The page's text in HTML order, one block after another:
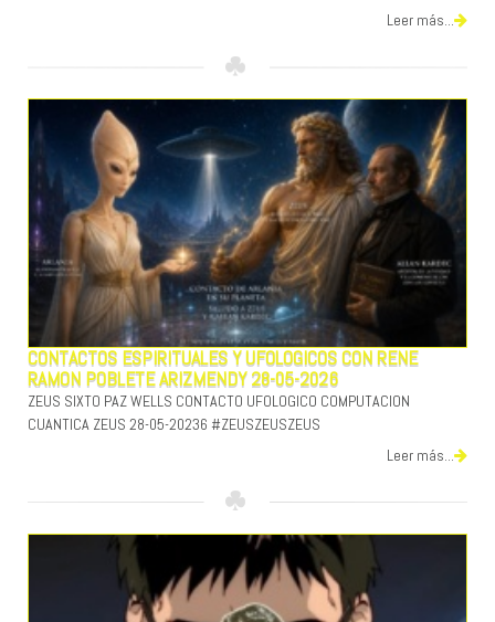
❅
Leer más...
CONTACTOS ESPIRITUALES Y UFOLOGICOS CON RENE
RAMON POBLETE ARIZMENDY 28-05-2026
ZEUS SIXTO PAZ WELLS CONTACTO UFOLOGICO COMPUTACION
CUANTICA ZEUS 28-05-20236 #ZEUSZEUSZEUS
Leer más...